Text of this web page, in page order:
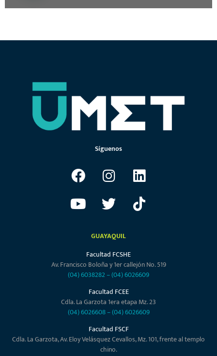
Síguenos
GUAYAQUIL
Facultad FCSHE
Av. Francisco Boloña y 1er callejón No. 519
(04) 6038282–(04) 6026609
Facultad FCEE
Cdla. La Garzota 1era etapa Mz. 23
(04) 6026608–(04) 6026609
Facultad FSCF
Cdla. La Garzota, Av. Eloy Velásquez Cevallos, Mz. 101, frente al templo
chino.